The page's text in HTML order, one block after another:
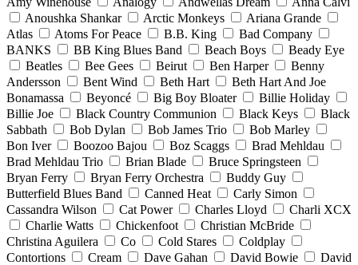
Anoushka Shankar
Arctic Monkeys
Ariana Grande
Atlas
Atoms For Peace B.B. King
Bad Company
BANKS
BB King Blues Band Beach Boys
Beady Eye
Beatles
Bee Gees Beirut Ben Harper
Benny
Andersson
Bent Wind Beth Hart
Beth Hart And Joe
Bonamassa
Beyoncé Big Boy Bloater
Billie Holiday
Billie Joe
Black Country Communion Black Keys
Black
Sabbath
Bob Dylan Bob James Trio
Bob Marley
Bon Iver
Boozoo Bajou Boz Scaggs
Brad Mehldau
Brad Mehldau Trio
Brian Blade
Bruce Springsteen
Bryan Ferry
Bryan Ferry Orchestra
Buddy Guy
Butterfield Blues Band
Canned Heat
Carly Simon
Cassandra Wilson
Cat Power Charles Lloyd
Charli XCX
Charlie Watts
Chickenfoot
Christian McBride
Christina Aguilera
Co Cold Stares
Coldplay
Contortions
Cream Dave Gahan David Bowie
David